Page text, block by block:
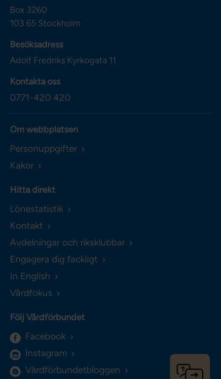
Box 3260
103 65 Stockholm
Besöksadress
Adolf Fredriks Kyrkogata 11
Kontakta oss
0771-420 420
Om webbplatsen
Personuppgifter
Kakor
Hitta direkt
Lönestatistik
Kontakt
Avdelningar och riksklubbar
Engagera dig fackligt
In English
Vårdfokus
Följ Vårdförbundet
Facebook
Instagram
Vårdförbundetbloggen